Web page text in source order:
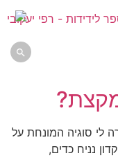
לי סוגיה המונחת על
נניח כדים,
